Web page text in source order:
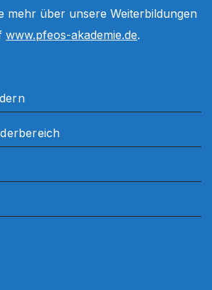
mehr über unsere Weiterbildungen
www.pfeos-akademie.de.